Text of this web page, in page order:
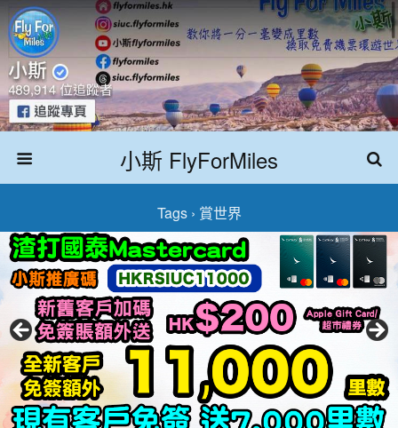
小斯 FlyForMiles
Tags › 賞世界